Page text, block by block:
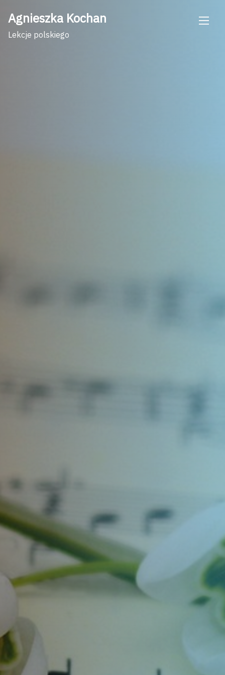
content
Agnieszka Kochan
Lekcje polskiego